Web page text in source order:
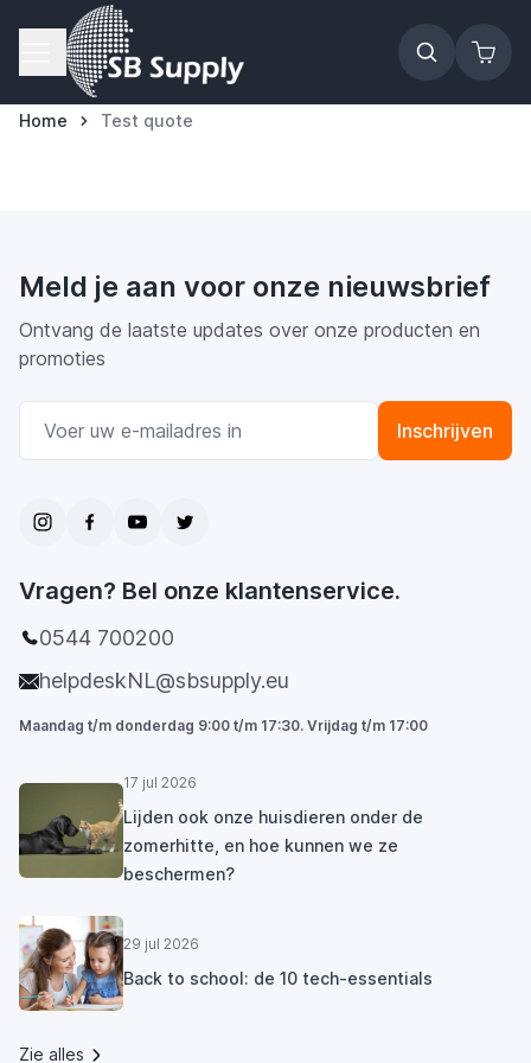
Ga naar de inhoud
Home Test quote
Meld je aan voor onze nieuwsbrief
Ontvang de laatste updates over onze producten en
promoties
Inschrijven
Vragen? Bel onze klantenservice.
0544 700200
helpdeskNL@sbsupply.eu
Maandag t/m donderdag 9:00 t/m 17:30. Vrijdag t/m 17:00
17 jul 2026
Lijden ook onze huisdieren onder de
zomerhitte, en hoe kunnen we ze
beschermen?
29 jul 2026
Back to school: de 10 tech-essentials
Zie alles